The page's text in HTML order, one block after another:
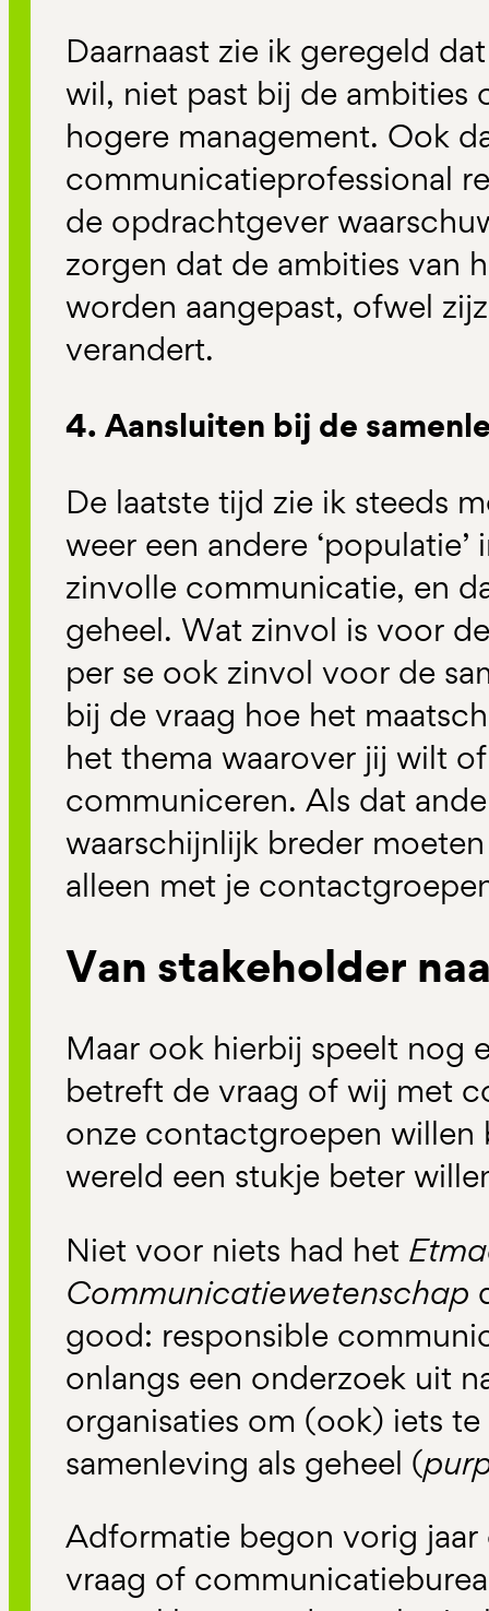
Daarnaast zie ik geregeld
wil, niet past bij de ambities
hogere management. Ook
communicatieprofessional
de opdrachtgever
zorgen dat de ambities van
worden aangepast, ofwel
verandert.
4. Aansluiten bij de
De laatste tijd zie ik steeds
weer een andere
zinvolle communicatie, en
geheel. Wat zinvol is voor
per se ook zinvol voor de
bij de vraag hoe het
het thema waarover jij wilt
communiceren. Als dat
waarschijnlijk breder
alleen met je
Van stakeholder
Maar ook hierbij speelt nog
betreft de vraag of wij met
onze contactgroepen willen
wereld een stukje beter
Niet voor niets had het
Communicatiewetenschap
good: responsible
onlangs een onderzoek uit
organisaties om (ook) iets
samenleving als geheel (
Adformatie begon vorig jaar
vraag of